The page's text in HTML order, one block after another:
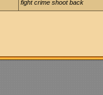
fight crime shoot back